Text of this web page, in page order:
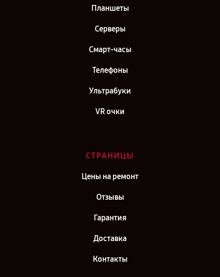
Планшеты
Серверы
Смарт-часы
Телефоны
Ультрабуки
VR очки
СТРАНИЦЫ
Цены на ремонт
Отзывы
Гарантия
Доставка
Контакты